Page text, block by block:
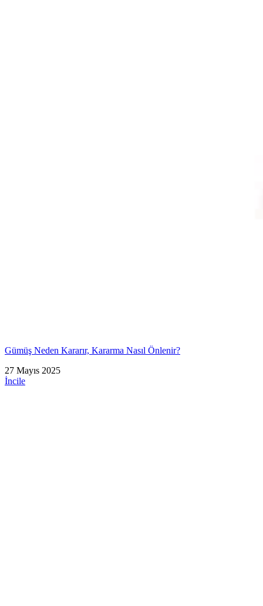
Gümüş Neden Kararır, Kararma Nasıl Önlenir?
27 Mayıs 2025
İncile